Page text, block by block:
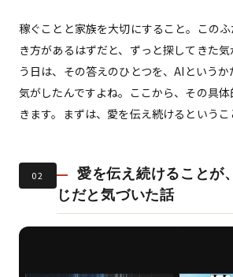
稼ぐことと家族を大切にすること。この
き方があるはずだと、ずっと探してきた
う日は、その答えのひとつを、AIという
気がしたんですよね。ここから、その具
きます。まずは、愛を伝え続けるというこ
02
愛を伝え続けることが
じだと気づいた話